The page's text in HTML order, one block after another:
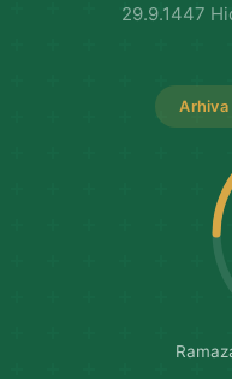
29.9.1447
Arhiva